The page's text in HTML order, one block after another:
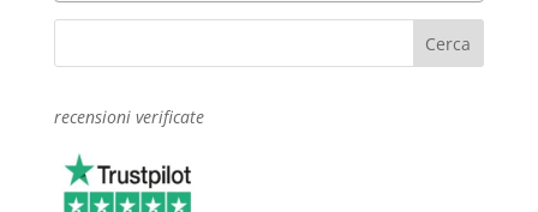
recensioni verificate